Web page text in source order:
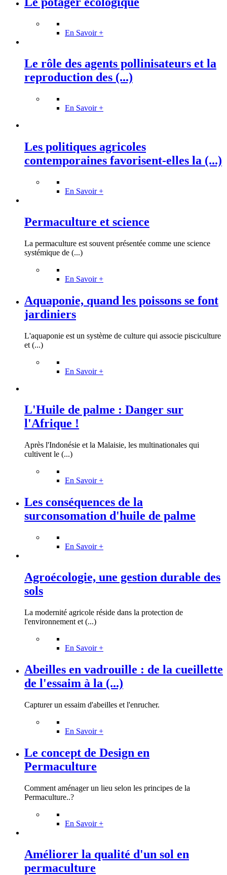
En Savoir +
Le rôle des agents pollinisateurs et la
reproduction des (...)
En Savoir +
Les politiques agricoles
contemporaines favorisent-elles la (...)
En Savoir +
Permaculture et science
La permaculture est souvent présentée comme une science
systémique de (...)
En Savoir +
Aquaponie, quand les poissons se font
jardiniers
L'aquaponie est un système de culture qui associe pisciculture
et (...)
En Savoir +
L'Huile de palme : Danger sur
l'Afrique !
Après l'Indonésie et la Malaisie, les multinationales qui
cultivent le (...)
En Savoir +
Les conséquences de la
surconsomation d'huile de palme
En Savoir +
Agroécologie, une gestion durable des
sols
La modernité agricole réside dans la protection de
l'environnement et (...)
En Savoir +
Abeilles en vadrouille : de la cueillette
de l'essaim à la (...)
Capturer un essaim d'abeilles et l'enrucher.
En Savoir +
Le concept de Design en
Permaculture
Comment aménager un lieu selon les principes de la
Permaculture..?
En Savoir +
Améliorer la qualité d'un sol en
permaculture